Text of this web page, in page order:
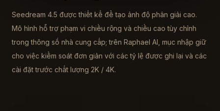
Seedream 4.5 được thiết kế để tạo ảnh độ phân giải cao.
Mô hình hỗ trợ phạm vi chiều rộng và chiều cao tùy chỉnh
trong thông số nhà cung cấp; trên Raphael AI, mục nhập giữ
cho việc kiểm soát đơn giản với các tỷ lệ được ghi lại và các
cài đặt trước chất lượng 2K / 4K.